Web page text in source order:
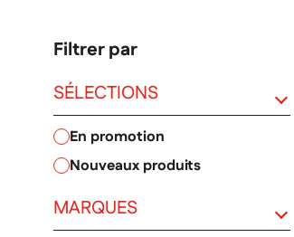
CATÉGORIES
MARQUES
Filtrer par
SÉLECTIONS
en promotion
nouveaux produits
MARQUES